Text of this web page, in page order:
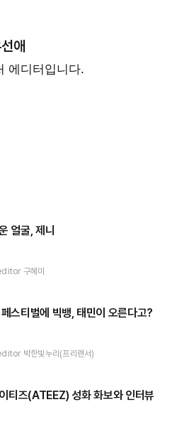
애
에디터입니다.
얼굴, 제니
구혜미
스티벌에 빅뱅, 태민이 오른다고?
박한빛누리(프리랜서)
티즈(ATEEZ) 성화 화보와 인터뷰